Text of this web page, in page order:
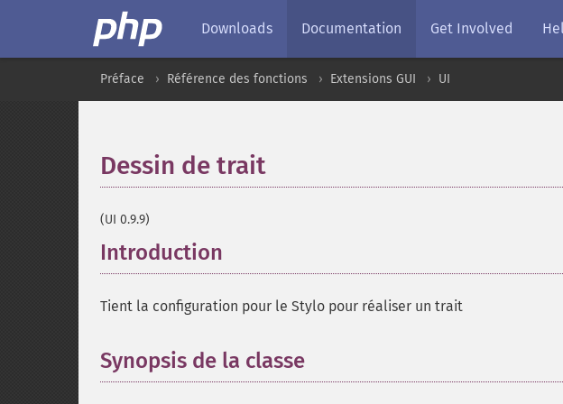
Downloads Documentation Get Involved
Préface Référence des fonctions Extensions GUI UI
Dessin de trait
(UI 0.9.9)
Introduction
Tient la configuration pour le Stylo pour réaliser un trait
Synopsis de la classe